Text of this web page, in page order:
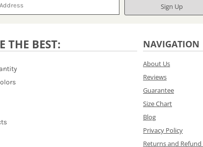
Sign Up
THE BEST: NAVIGATION
About Us
Reviews
Guarantee
Size Chart
Blog
Privacy Policy
Returns and Refund